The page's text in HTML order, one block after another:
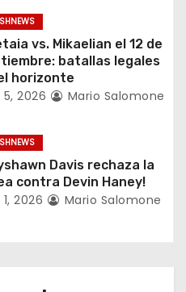
vs. Mikaelian el 12 de
batallas legales
horizonte
5, 2026 Mario Salomone
Davis rechaza la
contra Devin Haney!
2026 Mario Salomone